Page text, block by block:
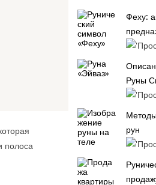
полоса
Феху:
Руны
рун